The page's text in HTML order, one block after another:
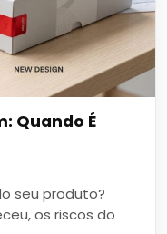
Quando É
seu produto?
os riscos do